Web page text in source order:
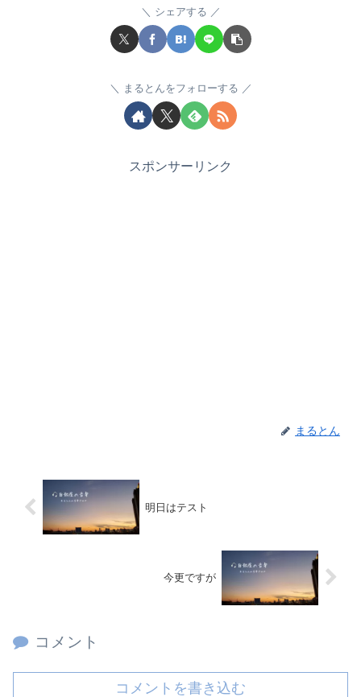
シェアする
まるとんをフォローする
スポンサーリンク
まるとん
明日はテスト
今更ですが
コメント
コメントを書き込む